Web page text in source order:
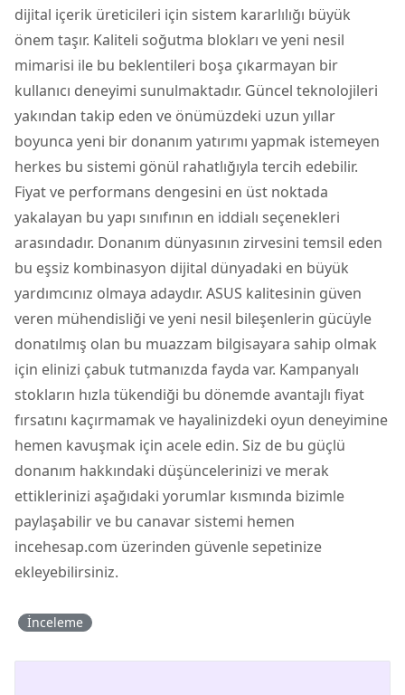
dijital içerik üreticileri için sistem kararlılığı büyük
önem taşır. Kaliteli soğutma blokları ve yeni nesil
mimarisi ile bu beklentileri boşa çıkarmayan bir
kullanıcı deneyimi sunulmaktadır. Güncel teknolojileri
yakından takip eden ve önümüzdeki uzun yıllar
boyunca yeni bir donanım yatırımı yapmak istemeyen
herkes bu sistemi gönül rahatlığıyla tercih edebilir.
Fiyat ve performans dengesini en üst noktada
yakalayan bu yapı sınıfının en iddialı seçenekleri
arasındadır. Donanım dünyasının zirvesini temsil eden
bu eşsiz kombinasyon dijital dünyadaki en büyük
yardımcınız olmaya adaydır. ASUS kalitesinin güven
veren mühendisliği ve yeni nesil bileşenlerin gücüyle
donatılmış olan bu muazzam bilgisayara sahip olmak
için elinizi çabuk tutmanızda fayda var. Kampanyalı
stokların hızla tükendiği bu dönemde avantajlı fiyat
fırsatını kaçırmamak ve hayalinizdeki oyun deneyimine
hemen kavuşmak için acele edin. Siz de bu güçlü
donanım hakkındaki düşüncelerinizi ve merak
ettiklerinizi aşağıdaki yorumlar kısmında bizimle
paylaşabilir ve bu canavar sistemi hemen
incehesap.com üzerinden güvenle sepetinize
ekleyebilirsiniz.
İnceleme